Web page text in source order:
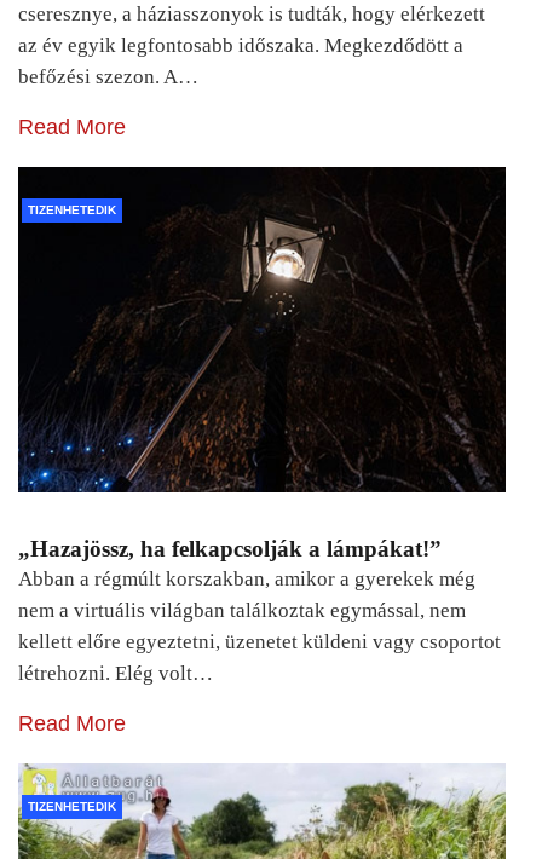
cseresznye, a háziasszonyok is tudták, hogy elérkezett
az év egyik legfontosabb időszaka. Megkezdődött a
befőzési szezon. A…
Read More
TIZENHETEDIK
„Hazajössz, ha felkapcsolják a lámpákat!”
Abban a régmúlt korszakban, amikor a gyerekek még
nem a virtuális világban találkoztak egymással, nem
kellett előre egyeztetni, üzenetet küldeni vagy csoportot
létrehozni. Elég volt…
Read More
TIZENHETEDIK